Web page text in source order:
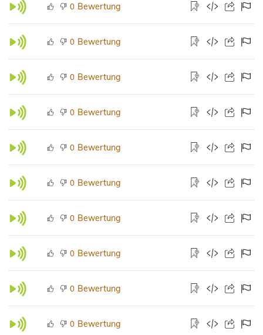
0 Bewertung
0 Bewertung
0 Bewertung
0 Bewertung
0 Bewertung
0 Bewertung
0 Bewertung
0 Bewertung
0 Bewertung
0 Bewertung